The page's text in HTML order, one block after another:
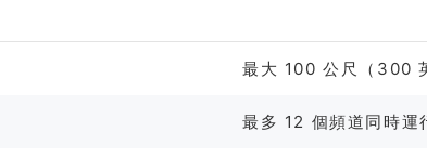
最大 100 公尺（300
最多 12 個頻道同時運